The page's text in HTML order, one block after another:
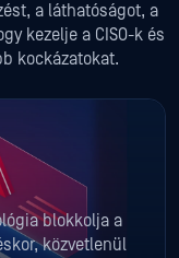
a láthatóságot, a
kezelje a CISO-k és
kockázatokat.
blokkolja a
közvetlenül